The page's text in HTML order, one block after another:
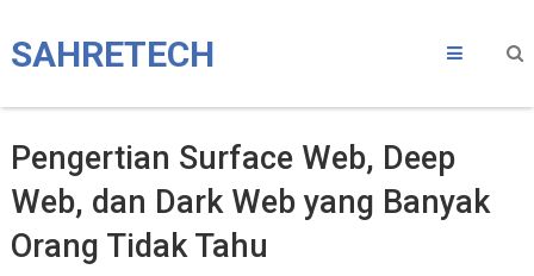
SAHRETECH
Pengertian Surface Web, Deep
Web, dan Dark Web yang Banyak
Orang Tidak Tahu